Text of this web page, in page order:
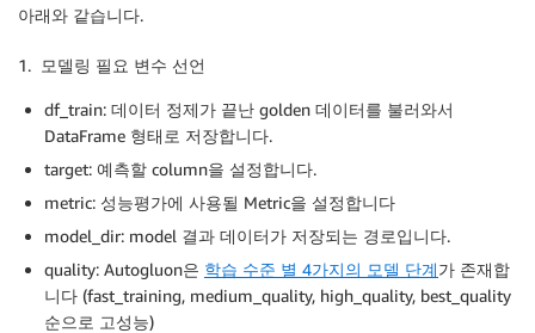
아래와 같습니다.
1. 모델링 필요 변수 선언
df_train: 데이터 정제가 끝난 golden 데이터를 불러와서
DataFrame 형태로 저장합니다.
target: 예측할 column을 설정합니다.
metric: 성능평가에 사용될 Metric을 설정합니다
model_dir: model 결과 데이터가 저장되는 경로입니다.
quality: Autogluon은 학습 수준 별 4가지의 모델 단계가 존재합
니다 (fast_training, medium_quality, high_quality, best_quality
순으로 고성능)